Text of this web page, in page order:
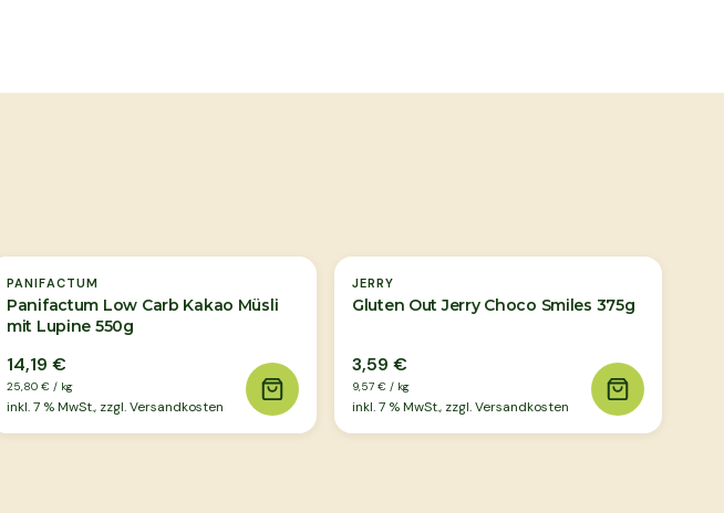
PANIFACTUM
Panifactum Low Carb Kakao Müsli
mit Lupine 550g
14,19 €
25,80 € / kg
inkl.7 % MwSt., zzgl. Versandkosten
JERRY
Gluten Out Jerry Choco Smiles 375g
3,59 €
9,57 € / kg
inkl.7 % MwSt., zzgl. Versandkosten